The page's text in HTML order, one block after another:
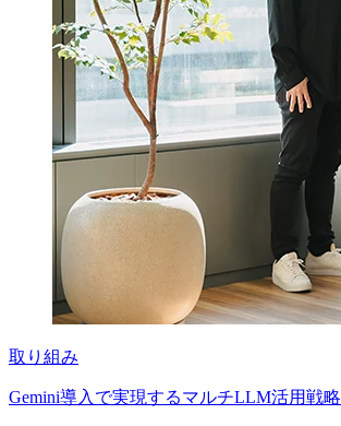
取り組み
Gemini導入で実現するマルチLLM活用戦略